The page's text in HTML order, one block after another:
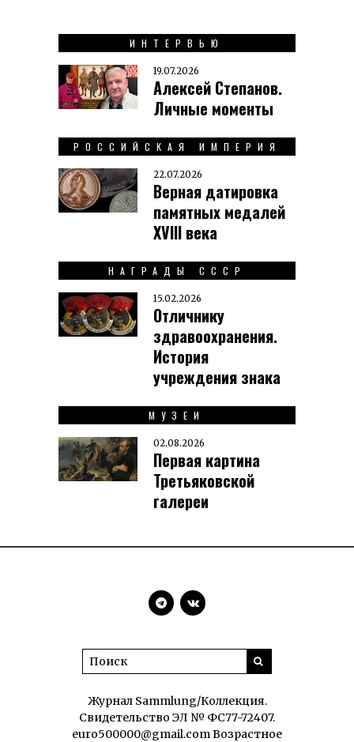
ИНТЕРВЬЮ
19.07.2026
Алексей Степанов.
Личные моменты
РОССИЙСКАЯ ИМПЕРИЯ
22.07.2026
Верная датировка
памятных медалей
XVIII века
НАГРАДЫ СССР
15.02.2026
Отличнику
здравоохранения.
История
учреждения знака
МУЗЕИ
02.08.2026
Первая картина
Третьяковской
галереи
Журнал Sammlung/Коллекция.
Свидетельство ЭЛ № ФС77-72407.
euro500000@gmail.com Возрастное